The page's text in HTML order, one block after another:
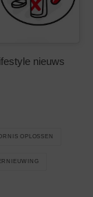
nieuws
OPLOSSEN